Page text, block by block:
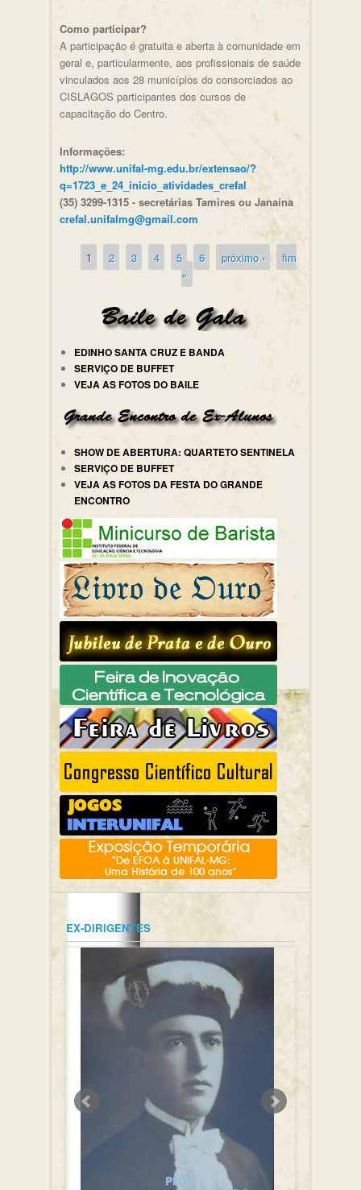
Como participar?
A participação é gratuita e aberta à comunidade em
geral e, particularmente, aos profissionais de saúde
vinculados aos 28 municípios do consorciados ao
CISLAGOS participantes dos cursos de
capacitação do Centro.
Informações:
http://www.unifal-mg.edu.br/extensao/?
q=1723_e_24_inicio_atividades_crefal
(35) 3299-1315 - secretárias Tamires ou Janaína
crefal.unifalmg@gmail.com
Páginas
1 2 3 4 5 6 próximo ›
fim
»
EDINHO SANTA CRUZ E BANDA
SERVIÇO DE BUFFET
VEJA AS FOTOS DO BAILE
SHOW DE ABERTURA: QUARTETO SENTINELA
SERVIÇO DE BUFFET
VEJA AS FOTOS DA FESTA DO GRANDE
ENCONTRO
EX-DIRIGENTES